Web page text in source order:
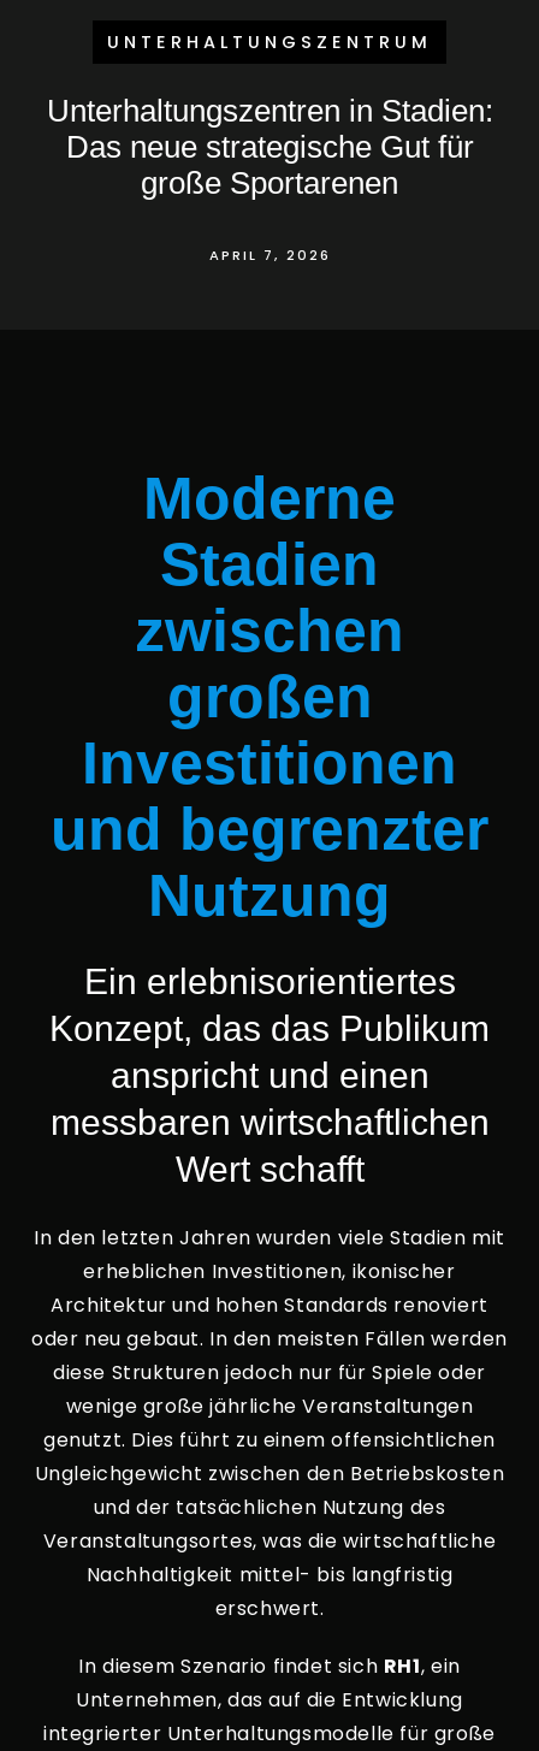
UNTERHALTUNGSZENTRUM
Unterhaltungszentren in Stadien:
Das neue strategische Gut für
große Sportarenen
APRIL 7, 2026
Moderne
Stadien
zwischen
großen
Investitionen
und begrenzter
Nutzung
Ein erlebnisorientiertes
Konzept, das das Publikum
anspricht und einen
messbaren wirtschaftlichen
Wert schafft
In den letzten Jahren wurden viele Stadien mit
erheblichen Investitionen, ikonischer
Architektur und hohen Standards renoviert
oder neu gebaut. In den meisten Fällen werden
diese Strukturen jedoch nur für Spiele oder
wenige große jährliche Veranstaltungen
genutzt. Dies führt zu einem offensichtlichen
Ungleichgewicht zwischen den Betriebskosten
und der tatsächlichen Nutzung des
Veranstaltungsortes, was die wirtschaftliche
Nachhaltigkeit mittel- bis langfristig
erschwert.
In diesem Szenario findet sich RH1, ein
Unternehmen, das auf die Entwicklung
integrierter Unterhaltungsmodelle für große